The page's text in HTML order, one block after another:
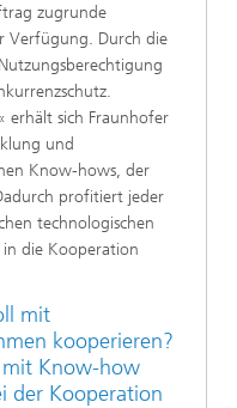
zugrunde
Verfügung. Durch die
erhält sich Fraunhofer
und
Know-hows, der
profitiert jeder
technologischen
die Kooperation
mit
kooperieren?
mit Know-how
der Kooperation